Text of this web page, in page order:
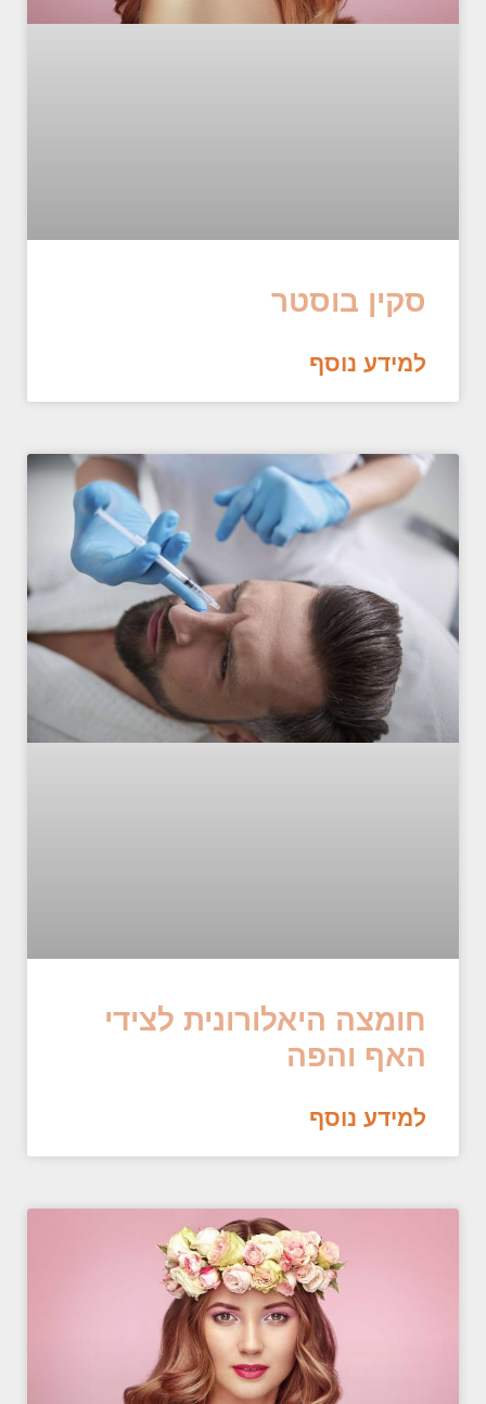
סקין בוסטר
למידע נוסף
חומצה היאלורונית לצידי
האף והפה
למידע נוסף